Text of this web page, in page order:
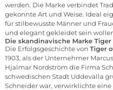
werden. Die Marke verbindet
gekonnte Art und Weise. Ideal
für stilbewusste Männer und
und elegant gekleidet sein
Die skandinavische Marke
Die Erfolgsgeschichte von Tiger
1903, als der Unternehmer
Hjalmar Nordström die Firma
schwedischen Stadt Uddevalla
Schneider war, verwirklichte